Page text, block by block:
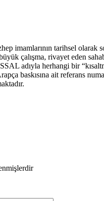
imamlarının tarihsel
çalışma, rivayet eden
adıyla herhangi bir
baskısına ait referans